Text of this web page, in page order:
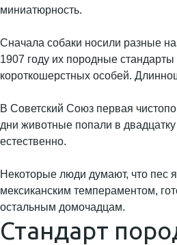
миниатюрность.
Сначала собаки носили разные
1907 году их породные
короткошерстных особей.
В Советский Союз первая
дни животные попали в
естественно.
Некоторые люди думают, что пес
мексиканским темпераментом,
остальным домочадцам.
Стандарт